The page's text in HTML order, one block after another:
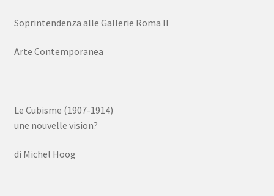
Soprintendenza alle Gallerie Roma II
Arte Contemporanea
Le Cubisme (1907-1914)
une nouvelle vision?
di Michel Hoog